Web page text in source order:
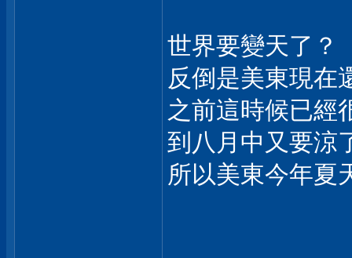
世界要變天了？
反倒是美東現在
之前這時候已經
到八月中又要涼
所以美東今年夏